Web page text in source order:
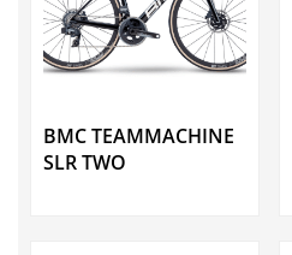
BMC TEAMMACHINE
SLR TWO